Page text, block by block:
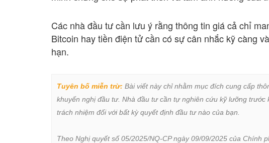
Các nhà đầu tư cần lưu ý rằng thông tin giá cả chỉ
Bitcoin hay tiền điện tử cần có sự cân nhắc kỹ càng
hạn.
Tuyên bố miễn trừ: Bài viết này chỉ nhằm mục đích cung cấp
khuyến nghị đầu tư. Nhà đầu tư cần tự nghiên cứu kỹ lưỡng
trách nhiệm đối với bất kỳ quyết định đầu tư nào của bạn.
Theo Nghị quyết số 05/2025/NQ-CP ngày 09/09/2025 của Chính